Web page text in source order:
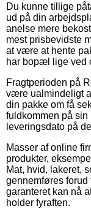
Du kunne tillige
ud på din
anelse mere
mest prisbevidste
at være at hente
har bopæl lige ved
Fragtperioden på
være ualmindeligt
din pakke om få
fuldkommen på
leveringsdato på
Masser af online
produkter,
Mat, hvid, lakeret,
gennemføres
garanteret kan nå
holder fyraften.